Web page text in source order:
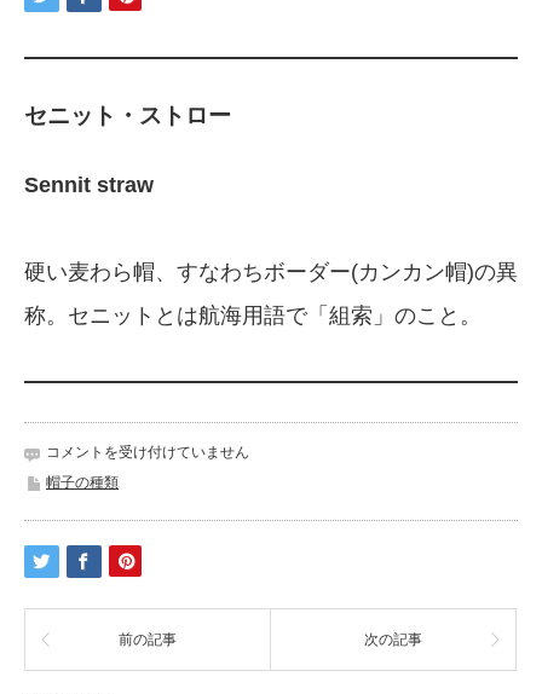
セニット・ストロー
Sennit straw
硬い麦わら帽、すなわちボーダー(カンカン帽)の異
称。セニットとは航海用語で「組索」のこと。
帽
子
ニ
ッ
ト・
ト
ロ
コメントを受け付けていません
帽子の種類
前の記事 次の記事